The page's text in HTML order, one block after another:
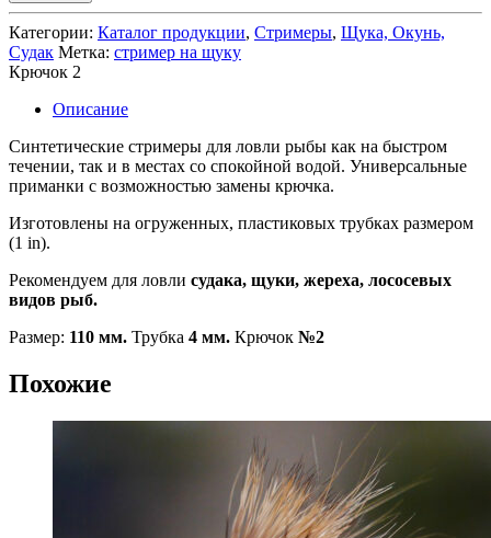
Synthetic
fibre
Tube
(Orange)
S-
Категории: Каталог продукции, Стримеры, Щука, Окунь,
Судак Метка: стример на щуку
Крючок 2
Описание
Синтетические стримеры для ловли рыбы как на быстром
течении, так и в местах со спокойной водой. Универсальные
приманки с возможностью замены крючка.
Изготовлены на огруженных, пластиковых трубках размером
(1 in).
Рекомендуем для ловли судака, щуки, жереха, лососевых
видов рыб.
Размер: 110 мм. Трубка 4 мм. Крючок №2
Похожие